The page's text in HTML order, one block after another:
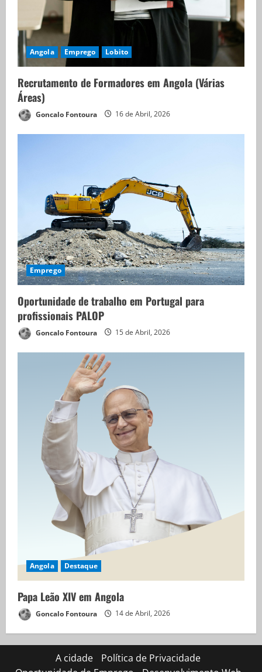
Angola Emprego Lobito
Recrutamento de Formadores em Angola (Várias
Áreas)
Goncalo Fontoura 16 de Abril, 2026
Emprego
Oportunidade de trabalho em Portugal para
profissionais PALOP
Goncalo Fontoura 15 de Abril, 2026
Angola Destaque
Papa Leão XIV em Angola
Goncalo Fontoura 14 de Abril, 2026
A cidade
Política de Privacidade